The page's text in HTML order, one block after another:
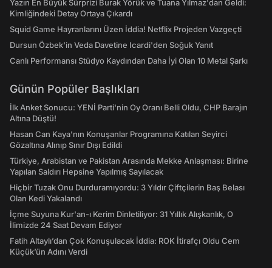
Yazın En Büyük Sürprizi Burak Yörük ve Tuana Yılmaz'dan Geldi:
Kimliğindeki Detay Ortaya Çıkardı
Squid Game Hayranlarını Üzen İddia! Netflix Projeden Vazgeçti
Dursun Özbek'in Veda Davetine Icardi'den Soğuk Yanıt
Canlı Performansı Stüdyo Kaydından Daha İyi Olan 10 Metal Şarkı
Günün Popüler Başlıkları
İlk Anket Sonucu: YENİ Parti'nin Oy Oranı Belli Oldu, CHP Barajın
Altına Düştü!
Hasan Can Kaya’nın Konuşanlar Programına Katılan Seyirci
Gözaltına Alınıp Sınır Dışı Edildi
Türkiye, Arabistan ve Pakistan Arasında Mekke Anlaşması: Birine
Yapılan Saldırı Hepsine Yapılmış Sayılacak
Hiçbir Tuzak Onu Durduramıyordu: 3 Yıldır Çiftçilerin Baş Belası
Olan Kedi Yakalandı
İçme Suyuna Kur'an-ı Kerim Dinletiliyor: 31 Yıllık Alışkanlık, O
İlimizde 24 Saat Devam Ediyor
Fatih Altaylı’dan Çok Konuşulacak İddia: ROK İtirafçı Oldu Cem
Küçük’ün Adını Verdi